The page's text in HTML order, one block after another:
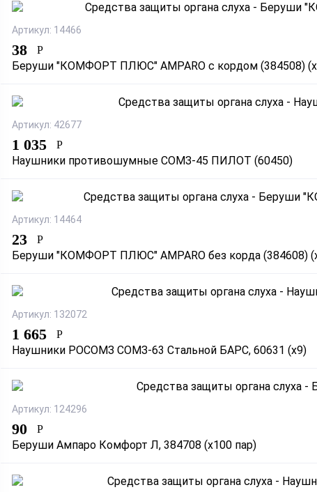
Артикул: 14466
38 Р
Беруши "КОМФОРТ ПЛЮС" AMPARO с кордом (384508)
Артикул: 42677
1 035 Р
Наушники противошумные СОМЗ-45 ПИЛОТ (60450)
Артикул: 14464
23 Р
Беруши "КОМФОРТ ПЛЮС" AMPARO без корда (384608)
Артикул: 132072
1 665 Р
Наушники РОСОМЗ СОМЗ-63 Стальной БАРС, 60631 (х9)
Артикул: 124296
90 Р
Беруши Ампаро Комфорт Л, 384708 (х100 пар)